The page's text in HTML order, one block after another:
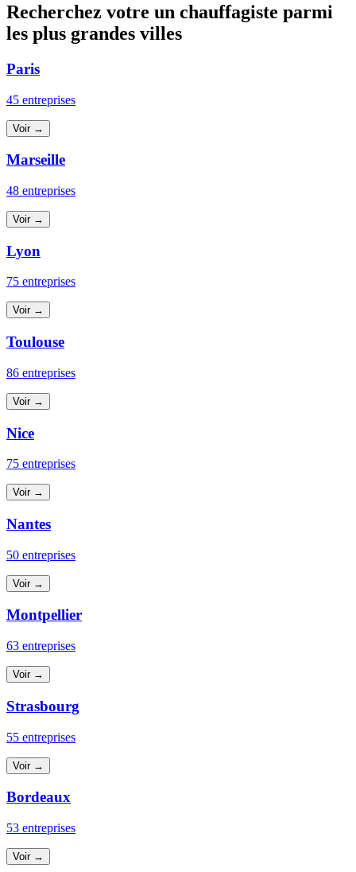
Recherchez votre un chauffagiste parmi
les plus grandes villes
Paris
45 entreprises
Voir →
Marseille
48 entreprises
Voir →
Lyon
75 entreprises
Voir →
Toulouse
86 entreprises
Voir →
Nice
75 entreprises
Voir →
Nantes
50 entreprises
Voir →
Montpellier
63 entreprises
Voir →
Strasbourg
55 entreprises
Voir →
Bordeaux
53 entreprises
Voir →